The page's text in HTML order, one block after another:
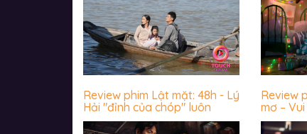
Review phim Lật mặt: 48h - Lý
Hải "đỉnh của chóp" luôn
Review
mơ –